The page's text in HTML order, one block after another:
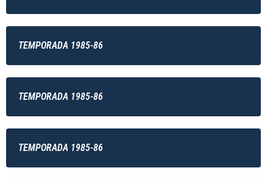
TEMPORADA 1985-86
TEMPORADA 1985-86
TEMPORADA 1985-86